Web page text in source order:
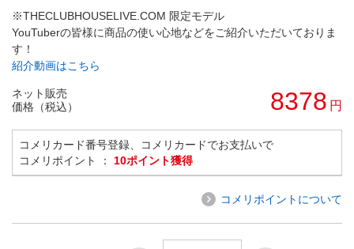
※THECLUBHOUSELIVE.COM 限定モデル
YouTuberの皆様に商品の使い心地などをご紹介いただいておりま
す！
紹介動画はこちら
ネット販売
価格（税込）
8378 円
コメリカード番号登録、コメリカードでお支払いで
コメリポイント ： 10ポイント獲得
コメリポイントについて